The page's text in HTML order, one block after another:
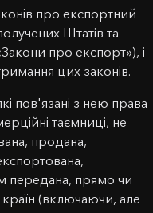
про експортний
Штатів та
про експорт»), і
цих законів.
пов'язані з нею права
таємниці, не
продана,
передана, прямо чи
(включаючи, але